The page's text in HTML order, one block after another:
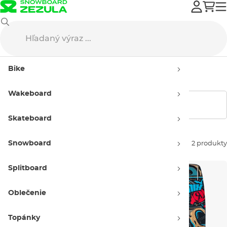
Bike
Wakeboard
Skateboard
Snowboard
Splitboard
Oblečenie
Topánky
Detské cable park
Zoradiť podľa: 2 produkty